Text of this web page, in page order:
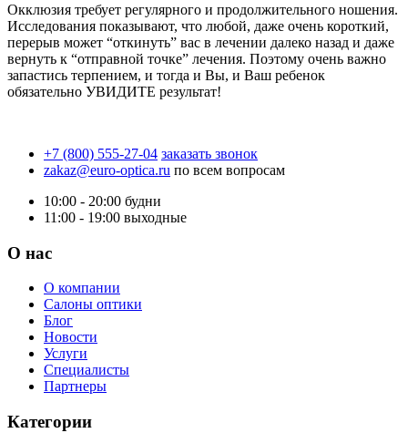
Окклюзия требует регулярного и продолжительного ношения.
Исследования показывают, что любой, даже очень короткий,
перерыв может “откинуть” вас в лечении далеко назад и даже
вернуть к “отправной точке” лечения. Поэтому очень важно
запастись терпением, и тогда и Вы, и Ваш ребенок
обязательно УВИДИТЕ результат!
+7 (800) 555-27-04 заказать звонок
zakaz@euro-optica.ru по всем вопросам
10:00 - 20:00 будни
11:00 - 19:00 выходные
О нас
О компании
Салоны оптики
Блог
Новости
Услуги
Специалисты
Партнеры
Категории